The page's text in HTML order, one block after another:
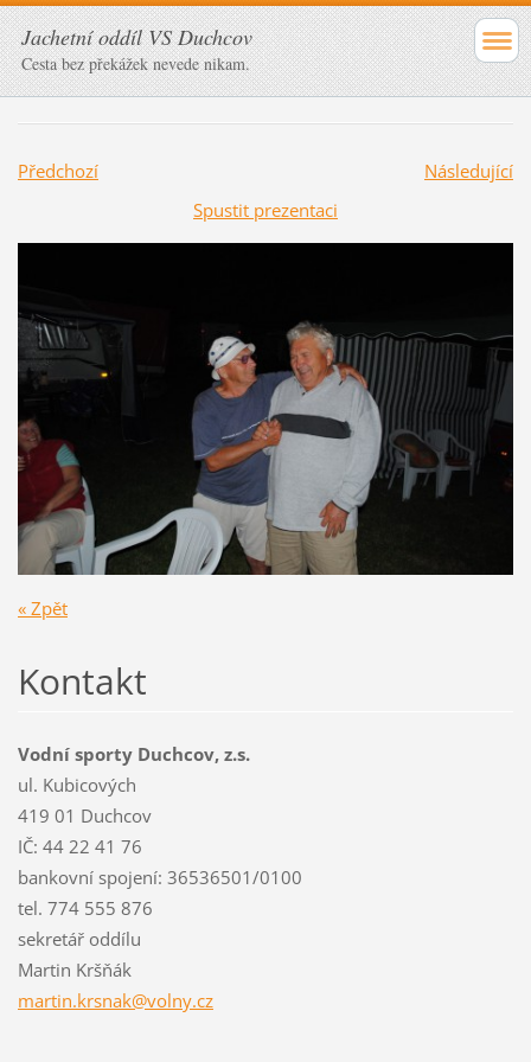
Jachetní oddíl VS Duchcov
Cesta bez překážek nevede nikam.
Předchozí
Následující
Spustit prezentaci
« Zpět
Kontakt
Vodní sporty Duchcov, z.s.
ul. Kubicových
419 01 Duchcov
IČ: 44 22 41 76
bankovní spojení: 36536501/0100
tel. 774 555 876
sekretář oddílu
Martin Kršňák
martin.krsnak@volny.cz